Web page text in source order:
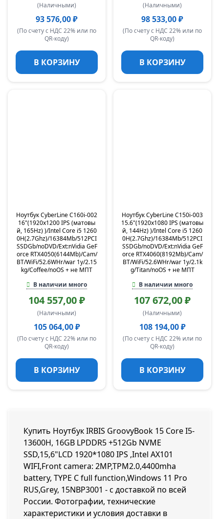
(Наличными)
93 576,00 ₽
(По счету с НДС 22% или по
QR-коду)
В КОРЗИНУ
(Наличными)
98 533,00 ₽
(По счету с НДС 22% или по
QR-коду)
В КОРЗИНУ
Ноутбук CyberLine C160i-002
16"(1920x1200 IPS (матовы
й, 165Hz) )/Intel Core i5 1260
0H(2.7Ghz)/16384Mb/512PCI
SSDGb/noDVD/Ext:nVidia GeF
orce RTX4050(6144Mb)/Cam/
BT/WiFi/52.6WHr/war 1y/2.15
kg/Coffee/noOS + не МПТ
В наличии много
104 557,00 ₽
(Наличными)
105 064,00 ₽
(По счету с НДС 22% или по
QR-коду)
В КОРЗИНУ
Ноутбук CyberLine C150i-003
15.6"(1920x1080 IPS (матовы
й, 144Hz) )/Intel Core i5 1260
0H(2.7Ghz)/16384Mb/512PCI
SSDGb/noDVD/Ext:nVidia GeF
orce RTX4060(8192Mb)/Cam/
BT/WiFi/52.6WHr/war 1y/2.1k
g/Titan/noOS + не МПТ
В наличии много
107 672,00 ₽
(Наличными)
108 194,00 ₽
(По счету с НДС 22% или по
QR-коду)
В КОРЗИНУ
Купить Ноутбук IRBIS GroovyBook 15 Core I5-
13600H, 16GB LPDDR5 +512Gb NVME
SSD,15,6"LCD 1920*1080 IPS ,Intel AX101
WIFI,Front camera: 2MP,TPM2.0,4400mha
battery, TYPE C full function,Windows 11 Pro
RUS,Grey, 15NBP3001 - с доставкой по всей
России. Фотографии, технические
характеристики и условия доставки в